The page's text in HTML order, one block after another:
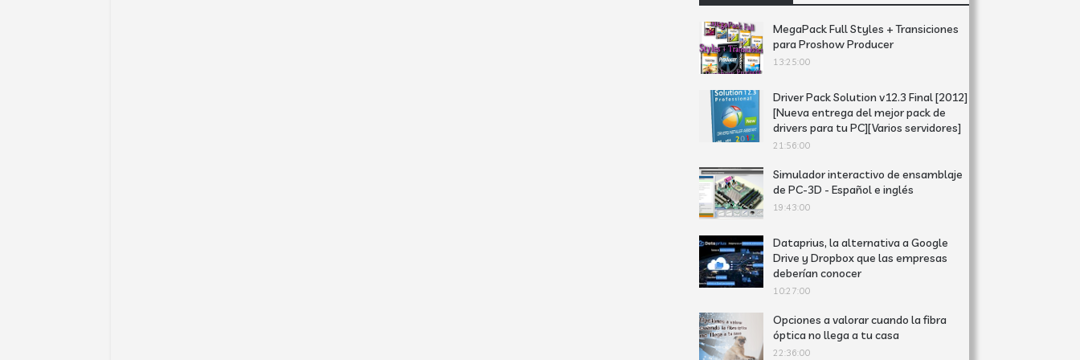
MegaPack Full Styles + Transiciones
para Proshow Producer
13:25:00
Driver Pack Solution v12.3 Final [2012]
[Nueva entrega del mejor pack de
drivers para tu PC][Varios servidores]
21:56:00
Simulador interactivo de ensamblaje
de PC-3D - Español e inglés
19:43:00
Dataprius, la alternativa a Google
Drive y Dropbox que las empresas
deberían conocer
10:27:00
Opciones a valorar cuando la fibra
óptica no llega a tu casa
22:36:00